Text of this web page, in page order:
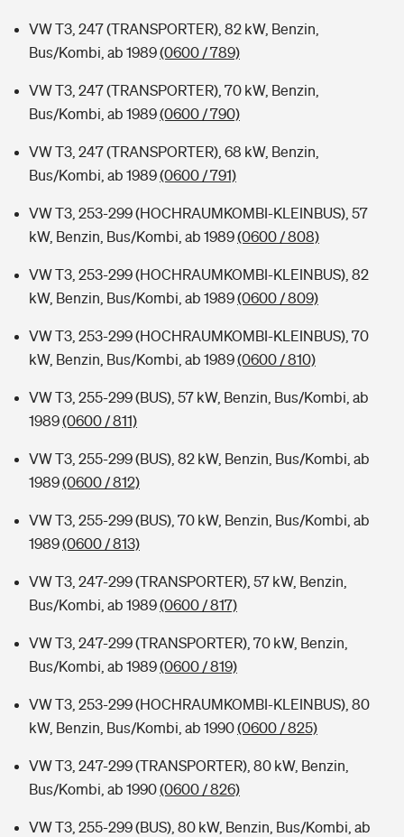
VW T3, 247 (TRANSPORTER), 82 kW, Benzin,
Bus/Kombi, ab 1989(0600 / 789)
VW T3, 247 (TRANSPORTER), 70 kW, Benzin,
Bus/Kombi, ab 1989(0600 / 790)
VW T3, 247 (TRANSPORTER), 68 kW, Benzin,
Bus/Kombi, ab 1989(0600 / 791)
VW T3, 253-299 (HOCHRAUMKOMBI-KLEINBUS), 57
kW, Benzin, Bus/Kombi, ab 1989(0600 / 808)
VW T3, 253-299 (HOCHRAUMKOMBI-KLEINBUS), 82
kW, Benzin, Bus/Kombi, ab 1989(0600 / 809)
VW T3, 253-299 (HOCHRAUMKOMBI-KLEINBUS), 70
kW, Benzin, Bus/Kombi, ab 1989(0600 / 810)
VW T3, 255-299 (BUS), 57 kW, Benzin, Bus/Kombi, ab
1989(0600 / 811)
VW T3, 255-299 (BUS), 82 kW, Benzin, Bus/Kombi, ab
1989(0600 / 812)
VW T3, 255-299 (BUS), 70 kW, Benzin, Bus/Kombi, ab
1989(0600 / 813)
VW T3, 247-299 (TRANSPORTER), 57 kW, Benzin,
Bus/Kombi, ab 1989(0600 / 817)
VW T3, 247-299 (TRANSPORTER), 70 kW, Benzin,
Bus/Kombi, ab 1989(0600 / 819)
VW T3, 253-299 (HOCHRAUMKOMBI-KLEINBUS), 80
kW, Benzin, Bus/Kombi, ab 1990(0600 / 825)
VW T3, 247-299 (TRANSPORTER), 80 kW, Benzin,
Bus/Kombi, ab 1990(0600 / 826)
VW T3, 255-299 (BUS), 80 kW, Benzin, Bus/Kombi, ab